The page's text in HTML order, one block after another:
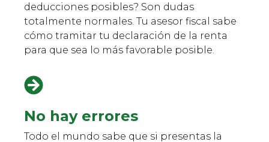
No hay errores
Todo el mundo sabe que si presentas la
deducciones posibles? Son dudas
totalmente normales. Tu asesor fiscal sabe
cómo tramitar tu declaración de la renta
para que sea lo más favorable posible.